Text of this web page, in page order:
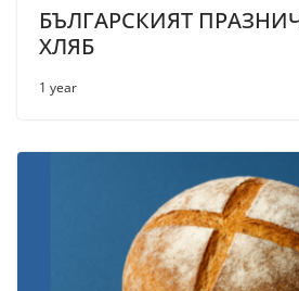
БЪЛГАРСКИЯТ
ХЛЯБ
1 year